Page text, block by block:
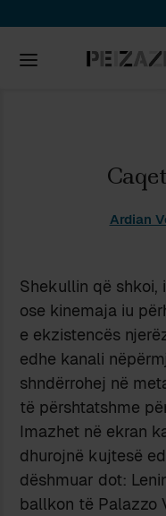
Ardian
Shekullin që shkoi,
ose kinemaja iu
e ekzistencës
edhe kanali
shndërrohej në
të përshtatshme
Imazhet në ekran
dhurojnë kujtesë
dëshmuar dot:
ballkon të Palazzo